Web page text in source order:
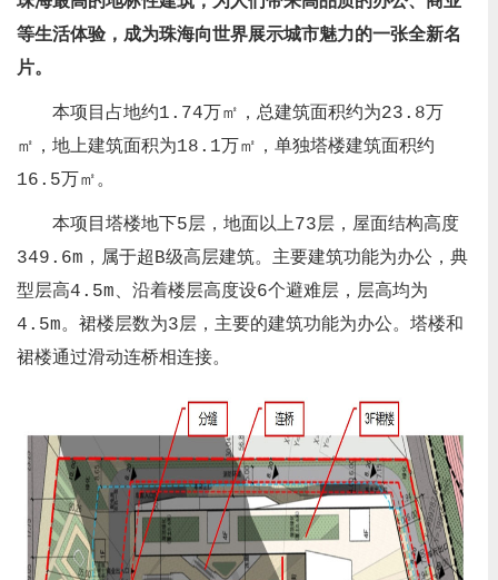
等生活体验，成为珠海向世界展示城市魅力的一张全新名
片。
本项目占地约1.74万㎡，总建筑面积约为23.8万
㎡，地上建筑面积为18.1万㎡，单独塔楼建筑面积约
16.5万㎡。
本项目塔楼地下5层，地面以上73层，屋面结构高度
349.6m，属于超B级高层建筑。主要建筑功能为办公，典
型层高4.5m、沿着楼层高度设6个避难层，层高均为
4.5m。裙楼层数为3层，主要的建筑功能为办公。塔楼和
裙楼通过滑动连桥相连接。